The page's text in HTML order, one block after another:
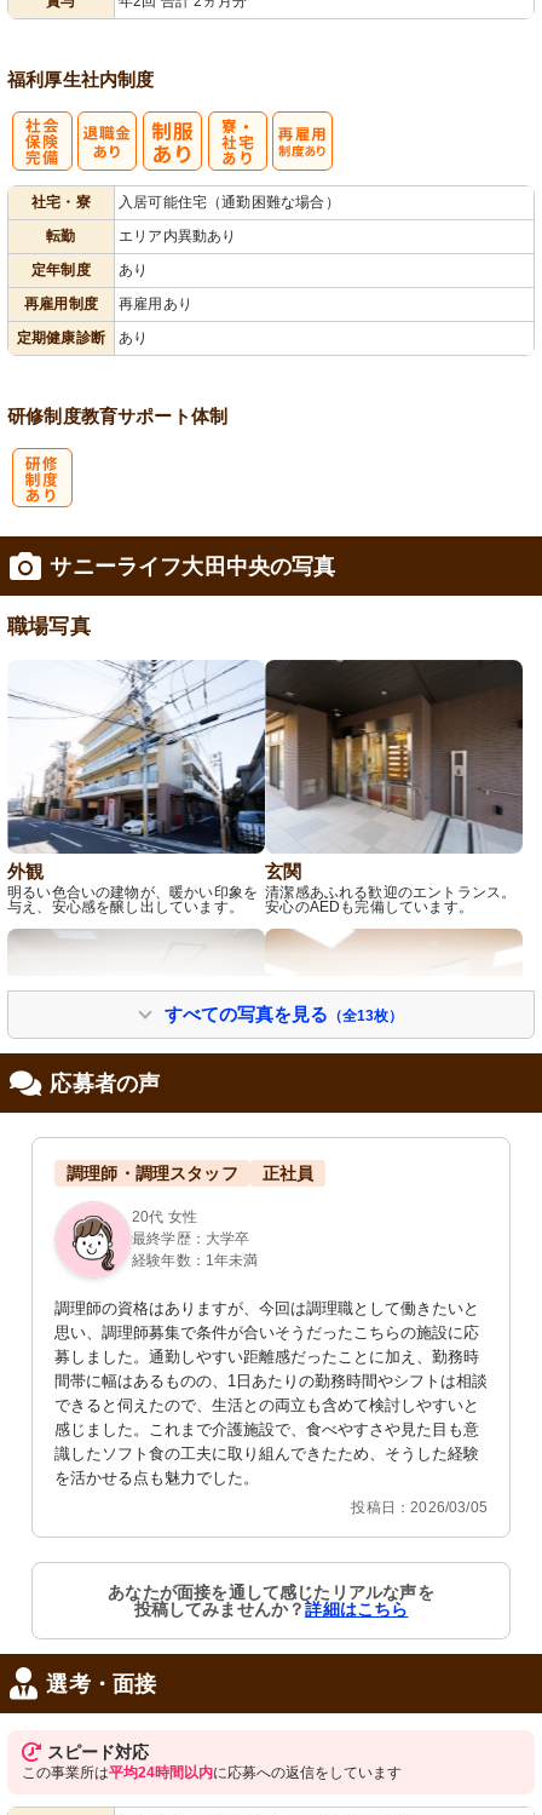
福利厚生社内制度
社宅・寮
入居可能住宅（通勤困難な場合）
転勤
エリア内異動あり
定年制度
あり
再雇用制度
再雇用あり
定期健康診断
あり
研修制度教育サポート体制
サニーライフ大田中央の写真
職場写真
外観
明るい色合いの建物が、暖かい印象を
与え、安心感を醸し出しています。
玄関
清潔感あふれる歓迎のエントランス。
安心のAEDも完備しています。
受付
カラフルな椅子が並ぶアットホームな
空間です。スタッフとの会話も弾む温
かみのある雰囲気を感じてください。
共有スペース
広々とした明るい空間で利用者様が食
事や活動。癒しの場がここにありま
す。
共有スペース
ゆとりある食事スペースでは、居心地
のよい時間をお過ごしいただけます。
居室
シンプルで清潔感あふれる空間が保た
れていて、快適な生活を支援します。
外観
清潔感のあるモダンなデザインで、居 明るく清潔感のある浴室です。安全に
すべての写真を見る （全13枚）
応募者の声
調理師・調理スタッフ 正社員
20代 女性
最終学歴：大学卒
経験年数：1年未満
調理師の資格はありますが、今回は調理職として働きたいと
思い、調理師募集で条件が合いそうだったこちらの施設に応
募しました。通勤しやすい距離感だったことに加え、勤務時
間帯に幅はあるものの、1日あたりの勤務時間やシフトは相談
できると伺えたので、生活との両立も含めて検討しやすいと
感じました。これまで介護施設で、食べやすさや見た目も意
識したソフト食の工夫に取り組んできたため、そうした経験
を活かせる点も魅力でした。
投稿日：2026/03/05
あなたが面接を通して感じたリアルな声を
投稿してみませんか？詳細はこちら
選考・面接
スピード対応
この事業所は平均24時間以内に応募への返信をしています